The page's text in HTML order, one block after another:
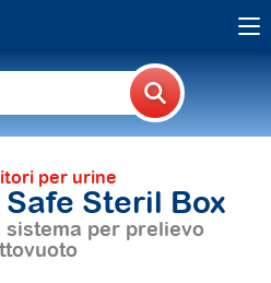
per urine
Steril Box
per prelievo